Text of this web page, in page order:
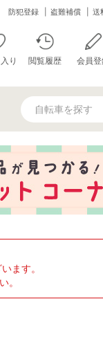
防犯登録 盗難補償 送
り 閲覧履歴 会員
ます。
。